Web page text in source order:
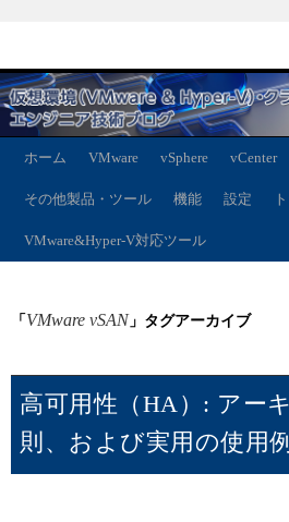
ホーム VMware vSphere vCenter
その他製品・ツール 機能 設定
VMware&Hyper-V対応ツール
「VMware vSAN」タグアーカイブ
高可用性（HA）: アー
則、および実用の使用例